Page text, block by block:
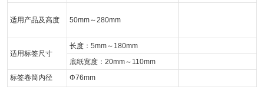
适用产品及高度 50mm～280mm
适用标签尺寸
长度：5mm～180mm
底纸宽度：20mm～110mm
标签卷筒内径
Φ76mm